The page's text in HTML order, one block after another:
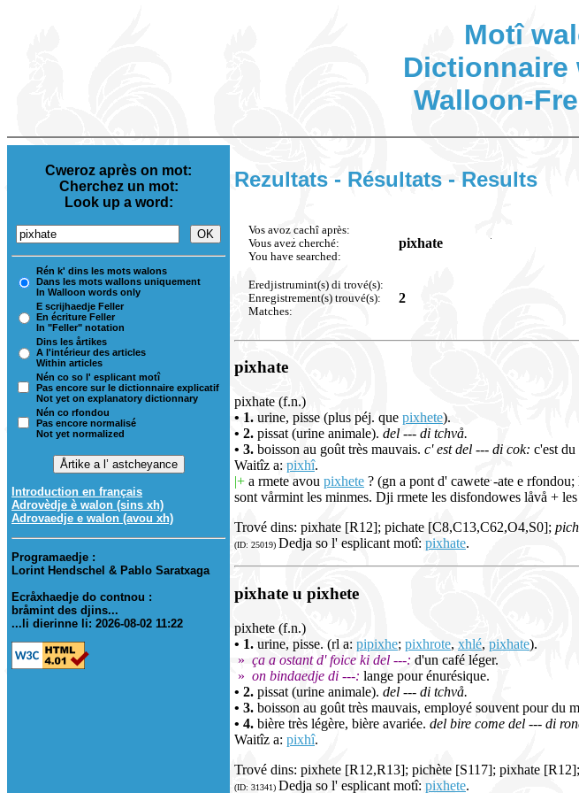
Motî
Dictionnaire
Walloon-
Cweroz après on mot:
Cherchez un mot:
Look up a word:
Rén k' dins les mots walons
Dans les mots wallons uniquement
In Walloon words only
E scrijhaedje Feller
En écriture Feller
In "Feller" notation
Dins les årtikes
A l'intérieur des articles
Within articles
Nén co so l' esplicant motî
Pas encore sur le dictionnaire explicatif
Not yet on explanatory dictionnary
Nén co rfondou
Pas encore normalisé
Not yet normalized
Introduction en français
Adrovèdje è walon (sins xh)
Adrovaedje e walon (avou xh)
Programaedje :
Lorint Hendschel & Pablo Saratxaga
Ecråxhaedje do contnou :
bråmint des djins...
...li dierinne li: 2026-08-02 11:22
Rezultats - Résultats - Results
Vos avoz cachî après:
Vous avez cherché:
You have searched:
pixhate
Eredjistrumint(s) di trové(s):
Enregistrement(s) trouvé(s):
Matches:
2
pixhate
pixhate (f.n.)
• 1. urine, pisse (plus péj. que pixhete).
• 2. pissat (urine animale). del --- di tchvå.
• 3. boisson au goût très mauvais. c' est del --- di cok: c'est
Waitîz a: pixhî.
|+ a rmete avou pixhete ? (gn a pont d' cawete -ate e
sont vårmint les minmes. Dji rmete les disfondowes låvå +
Trové dins: pixhate [R12]; pichate [C8,C13,C62,O4,S0];
(ID: 25019) Dedja so l' esplicant motî: pixhate.
pixhate u pixhete
pixhete (f.n.)
• 1. urine, pisse. (rl a: pipixhe; pixhrote, xhlé, pixhate).
» ça a ostant d' foice ki del ---: d'un café léger.
» on bindaedje di ---: lange pour énurésique.
• 2. pissat (urine animale). del --- di tchvå.
• 3. boisson au goût très mauvais, employé souvent pour du
• 4. bière très légère, bière avariée. del bire come del --- di
Waitîz a: pixhî.
Trové dins: pixhete [R12,R13]; pichète [S117]; pixhate
(ID: 31341) Dedja so l' esplicant motî: pixhete.